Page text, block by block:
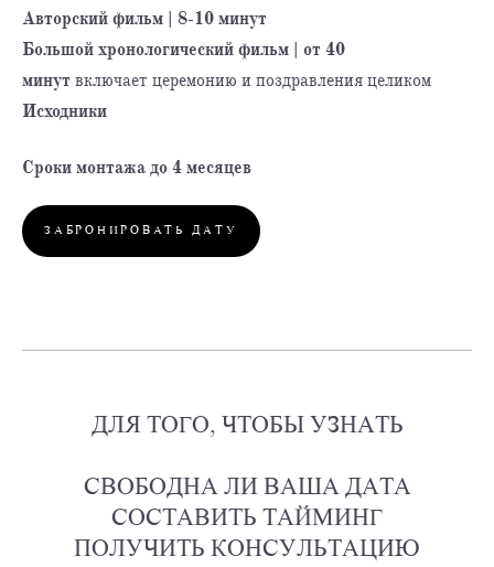
Авторский фильм | 8-10 минут
Большой хронологический фильм | от 40
минут включает церемонию и поздравления целиком
Исходники
Сроки монтажа до 4 месяцев
ЗАБРОНИРОВАТЬ ДАТУ
ДЛЯ ТОГО, ЧТОБЫУЗНАТЬ
СВОБОДНА ЛИ ВАША ДАТА
СОСТАВИТЬ ТАЙМИНГ
ПОЛУЧИТЬ КОНСУЛЬТАЦИЮ